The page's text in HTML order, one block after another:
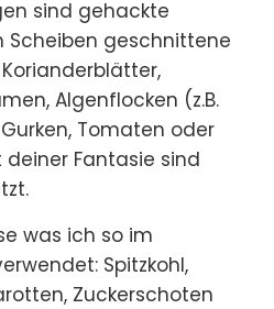
sind gehackte
Scheiben geschnittene
Algenflocken (z.B.
Tomaten oder
deiner Fantasie sind
was ich so im
Spitzkohl,
Zuckerschoten